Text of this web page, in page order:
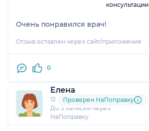
консультации
Очень понравился врач!
Отзыв оставлен через сайт/приложение
0
Елена
12 отзывов
До 5 записей через
НаПоправку
Проверен НаПоправку